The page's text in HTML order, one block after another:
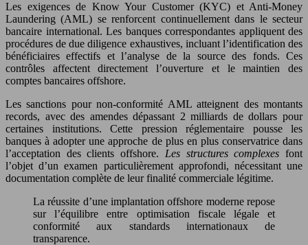
Les exigences de Know Your Customer (KYC) et Anti-Money
Laundering (AML) se renforcent continuellement dans le secteur
bancaire international. Les banques correspondantes appliquent des
procédures de due diligence exhaustives, incluant l’identification des
bénéficiaires effectifs et l’analyse de la source des fonds. Ces
contrôles affectent directement l’ouverture et le maintien des
comptes bancaires offshore.
Les sanctions pour non-conformité AML atteignent des montants
records, avec des amendes dépassant 2 milliards de dollars pour
certaines institutions. Cette pression réglementaire pousse les
banques à adopter une approche de plus en plus conservatrice dans
l’acceptation des clients offshore. Les structures complexesfont
l’objet d’un examen particulièrement approfondi, nécessitant une
documentation complète de leur finalité commerciale légitime.
La réussite d’une implantation offshore moderne repose
sur l’équilibre entre optimisation fiscale légale et
conformité aux standards internationaux de
transparence.